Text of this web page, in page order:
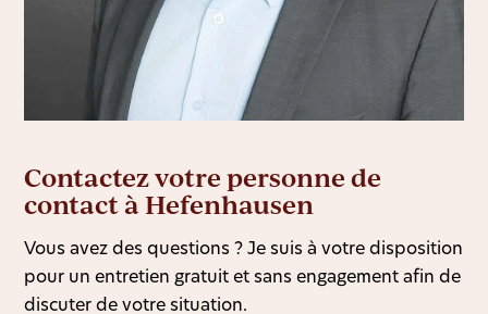
Contactez votre personne de
contact à Hefenhausen
Vous avez des questions ? Je suis à votre disposition
pour un entretien gratuit et sans engagement afin de
discuter de votre situation.